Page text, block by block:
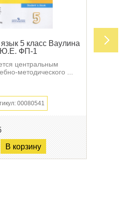
5 класс Ваулина
Ю.Е. ФП-1
центральным
методического ...
00080541
В корзину